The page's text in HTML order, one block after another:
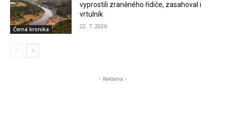
Černá kronika
vyprostili zraněného řidiče, zasahoval i
vrtulník
22. 7. 2026
- Reklama -